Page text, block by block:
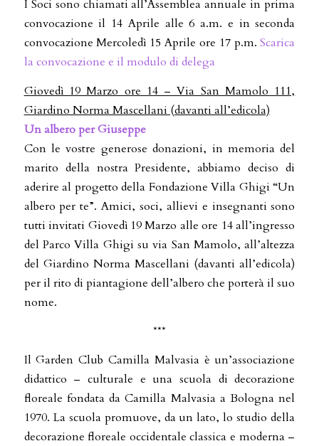
I Soci sono chiamati all’Assemblea annuale in prima
convocazione il 14 Aprile alle 6 a.m. e in seconda
convocazione Mercoledì 15 Aprile ore 17 p.m.Scarica
la convocazione e il modulo di delega
Giovedì 19 Marzo ore 14 – Via San Mamolo 111,
Giardino Norma Mascellani (davanti all’edicola)
Un albero per Giuseppe
Con le vostre generose donazioni, in memoria del
marito della nostra Presidente, abbiamo deciso di
aderire al progetto della Fondazione Villa Ghigi “Un
albero per te”. Amici, soci, allievi e insegnanti sono
tutti invitati Giovedì 19 Marzo alle ore 14 all’ingresso
del Parco Villa Ghigi su via San Mamolo, all’altezza
del Giardino Norma Mascellani (davanti all’edicola)
per il rito di piantagione dell’albero che porterà il suo
nome.
***
Il Garden Club Camilla Malvasia è un’associazione
didattico – culturale e una scuola di decorazione
floreale fondata da Camilla Malvasia a Bologna nel
1970. La scuola promuove, da un lato, lo studio della
decorazione floreale occidentale classica e moderna –